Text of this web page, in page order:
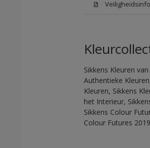
Sikkens Kleuren
Authentieke
Kleuren, Sikkens
het Interieur,
Sikkens Colour
Colour Futures